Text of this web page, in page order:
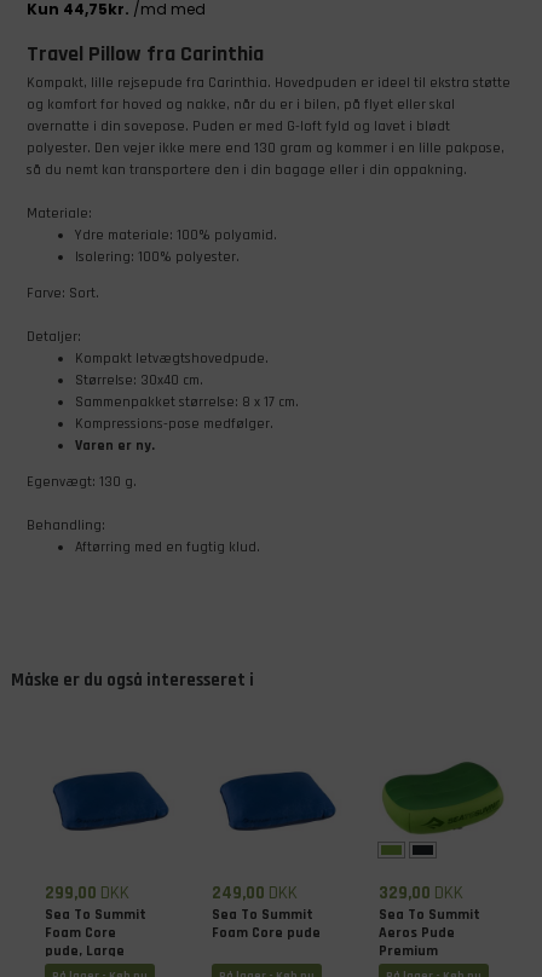
Travel Pillow fra Carinthia
Kompakt, lille rejsepude fra Carinthia. Hovedpuden er ideel til ekstra støtte
og komfort for hoved og nakke, når du er i bilen, på flyet eller skal
overnatte i din sovepose. Puden er med G-loft fyld og lavet i blødt
polyester. Den vejer ikke mere end 130 gram og kommer i en lille pakpose,
så du nemt kan transportere den i din bagage eller i din oppakning.
Materiale:
Ydre materiale: 100% polyamid.
Isolering: 100% polyester.
Farve: Sort.
Detaljer:
Kompakt letvægtshovedpude.
Størrelse: 30x40 cm.
Sammenpakket størrelse: 8 x 17 cm.
Kompressions-pose medfølger.
Varen er ny.
Egenvægt: 130 g.
Behandling:
Aftørring med en fugtig klud.
Måske er du også interesseret i
299,00 DKK
Sea To Summit
Foam Core
pude, Large
249,00 DKK
Sea To Summit
Foam Core pude
329,00 DKK
Sea To Summit
Aeros Pude
Premium